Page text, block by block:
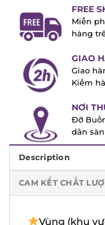
FREE
Miễn
hàng
GIAO
Giao
Kiểm
NƠI
Đỡ
dân
Description
CAM KẾT CHẤT
Vùng (khu